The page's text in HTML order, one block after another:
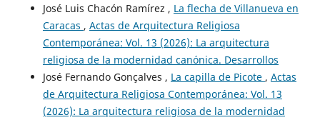
José Luis Chacón Ramírez , La flecha de Villanueva en
Caracas , Actas de Arquitectura Religiosa
Contemporánea: Vol. 13 (2026): La arquitectura
religiosa de la modernidad canónica. Desarrollos
José Fernando Gonçalves , La capilla de Picote , Actas
de Arquitectura Religiosa Contemporánea: Vol. 13
(2026): La arquitectura religiosa de la modernidad